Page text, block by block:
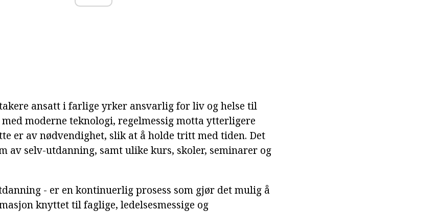
ansatt i farlige yrker ansvarlig for liv og helse til
moderne teknologi, regelmessig motta ytterligere
er av nødvendighet, slik at å holde tritt med tiden. Det
av selv-utdanning, samt ulike kurs, skoler, seminarer og
- er en kontinuerlig prosess som gjør det mulig å
knyttet til faglige, ledelsesmessige og